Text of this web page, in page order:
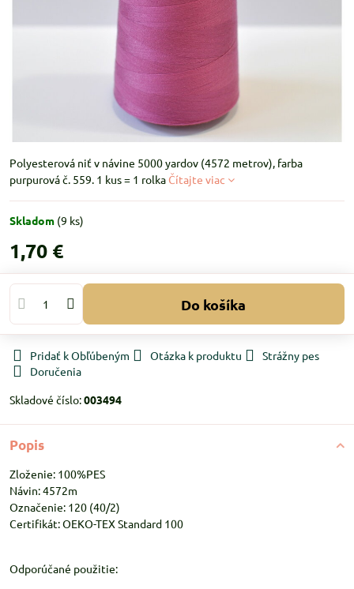
Polyesterová niť v návine 5000 yardov (4572 metrov), farba
purpurová č. 559. 1 kus = 1 rolka Čítajte viac
Skladom (9 ks)
1,70 €
Do košíka
Pridať k Obľúbeným Otázka k produktu
Strážny pes
Doručenia
Skladové číslo:003494
Popis
Zloženie: 100%PES
Návin: 4572m
Označenie: 120 (40/2)
Certifikát: OEKO-TEX Standard 100
Odporúčané použitie: